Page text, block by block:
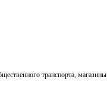
транспорта, магазины